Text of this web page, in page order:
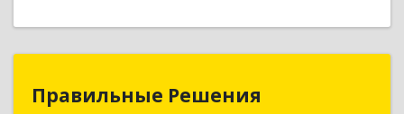
Правильные Решения